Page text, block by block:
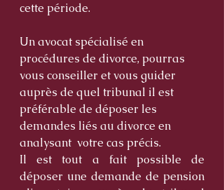
cette période.
Un avocat spécialisé en
procédures de divorce, pourras
vous conseiller et vous guider
auprès de quel tribunal il est
préférable de déposer les
demandes liés au divorce en
analysant  votre cas précis.
Il est tout a fait possible de
déposer une demande de pension